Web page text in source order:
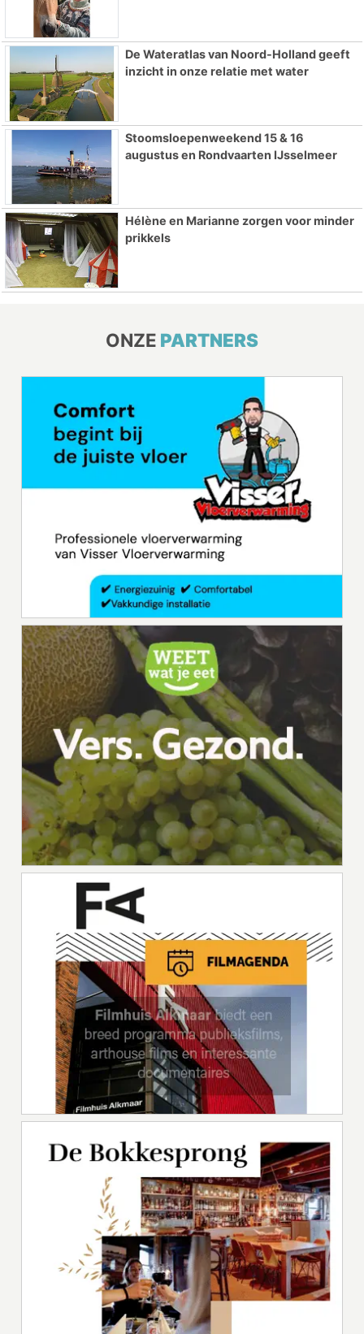
De Wateratlas van Noord-Holland geeft
inzicht in onze relatie met water
Stoomsloepenweekend 15 & 16
augustus en Rondvaarten IJsselmeer
Hélène en Marianne zorgen voor minder
prikkels
ONZE PARTNERS